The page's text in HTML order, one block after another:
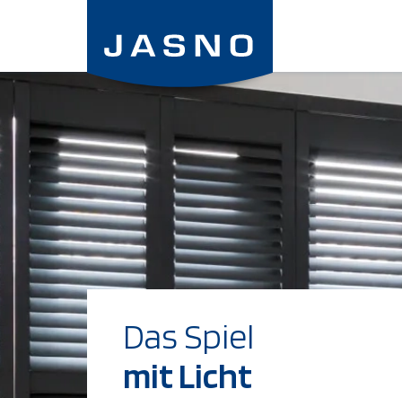
Das Spiel
mit Licht